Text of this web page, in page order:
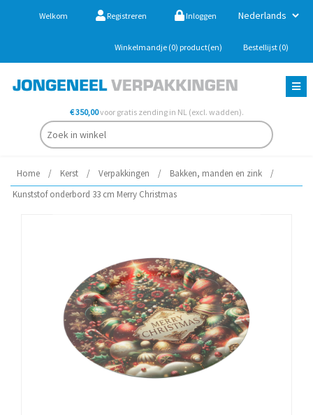
Welkom Registreren Inloggen
Winkelmandje (0) product(en) Bestellijst (0)
€ 350,00voor gratis zending in NL (excl. wadden).
Home / Kerst / Verpakkingen / Bakken, manden en zink
/
Kunststof onderbord 33 cm Merry Christmas